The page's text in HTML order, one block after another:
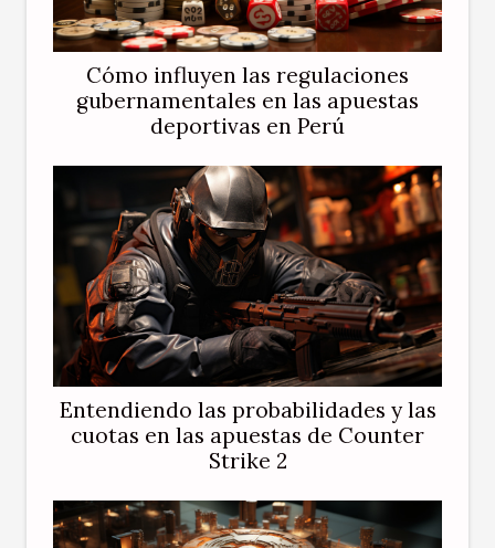
Cómo influyen las regulaciones
gubernamentales en las apuestas
deportivas en Perú
Entendiendo las probabilidades y las
cuotas en las apuestas de Counter
Strike 2